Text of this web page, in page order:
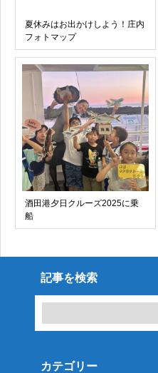
夏休みはお出かけしよう！庄内
フォトマップ
酒田港夕日クルーズ2025に乗
船
記事を検索
カテゴリー